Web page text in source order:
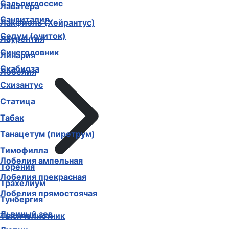
Лаватера
Лакфиоль (Хейрантус)
Лаурентия
Линария
Лобелия
Лобелия ампельная
Лобелия прекрасная
Лобелия прямостоячая
Львиный зев
Сальпиглоссис
Санвиталия
Седум (очиток)
Синеголовник
Скабиоза
Схизантус
Статица
Табак
Танацетум (пиретрум)
Тимофилла
Торения
Трахелиум
Тунбергия
Тысячелистник